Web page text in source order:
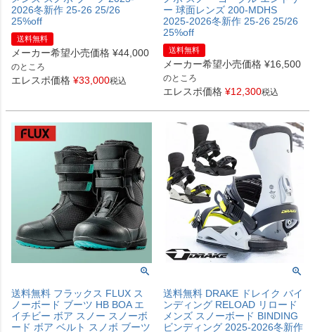
2026冬新作 25-26 25/26
25%off
送料無料
メーカー希望小売価格 ¥44,000
のところ
エレスポ価格 ¥33,000税込
ー 球面レンズ 200-MDHS
2025-2026冬新作 25-26 25/26
25%off
送料無料
メーカー希望小売価格 ¥16,500
のところ
エレスポ価格 ¥12,300税込
送料無料 フラックス FLUX ス
ノーボード ブーツ HB BOA エ
イチビー ボア スノー スノーボ
ード ボア ベルト スノボ ブーツ
送料無料 DRAKE ドレイク バイ
ンディング RELOAD リロード
メンズ スノーボード BINDING
ビンディング 2025-2026冬新作